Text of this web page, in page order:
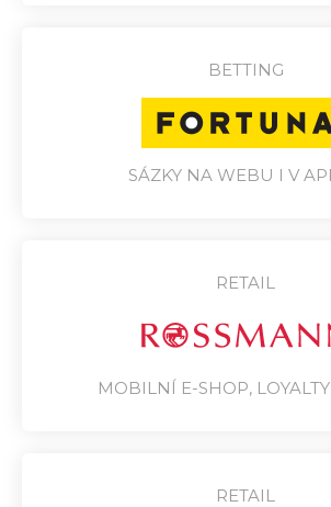
BETTING
SÁZKY NA WEBU I V
RETAIL
MOBILNÍ E-SHOP,
RETAIL